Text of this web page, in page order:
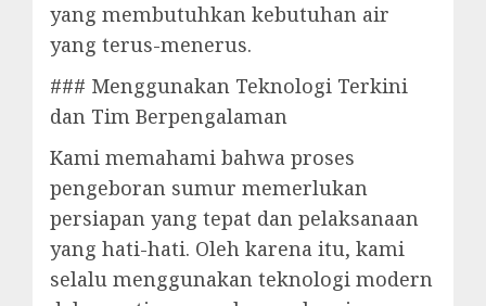
yang membutuhkan kebutuhan air
yang terus-menerus.
### Menggunakan Teknologi Terkini
dan Tim Berpengalaman
Kami memahami bahwa proses
pengeboran sumur memerlukan
persiapan yang tepat dan pelaksanaan
yang hati-hati. Oleh karena itu, kami
selalu menggunakan teknologi modern